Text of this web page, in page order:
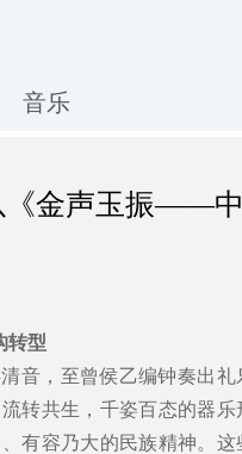
音乐
《金声玉振——中
转型
音，至曾侯乙编钟奏出礼
转共生，千姿百态的器乐
有容乃大的民族精神。这